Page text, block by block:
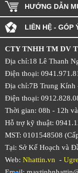
HƯỚNG DẪN
LIÊN HỆ - GÓP
CTY TNHH TM DV
Địa chỉ:18 Lê Thanh
Điện thoại:
Địa chỉ:7B Trung Kính
Điện thoại:
Thời gian: 08h - 12h
Hỗ trợ kỹ thuật:
MST: 0101548508
Tại: Sở Kế Hoạch và
Web: Nhattin.vn -